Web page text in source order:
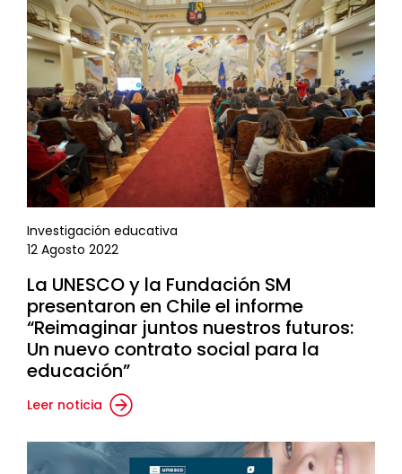
Investigación educativa
12 Agosto 2022
La UNESCO y la Fundación SM
presentaron en Chile el informe
“Reimaginar juntos nuestros futuros:
Un nuevo contrato social para la
educación”
Leer noticia